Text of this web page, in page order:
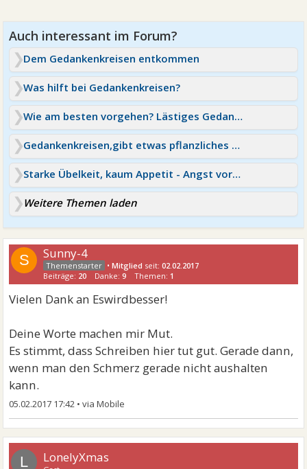
Dem Gedankenkreisen entkommen
Was hilft bei Gedankenkreisen?
Wie am besten vorgehen? Lästiges Gedankenkreisen
Gedankenkreisen,gibt etwas pflanzliches dafür?
Starke Übelkeit, kaum Appetit - Angst vor Erbrechen
Weitere Themen laden
S Sunny-4
•Mitglied seit:02.02.2017
Beiträge: 20 Danke:9 Themen: 1
Vielen Dank an Eswirdbesser!
Deine Worte machen mir Mut.
Es stimmt, dass Schreiben hier tut gut. Gerade dann,
wenn man den Schmerz gerade nicht aushalten
kann.
05.02.2017 17:42 •
L LonelyXmas